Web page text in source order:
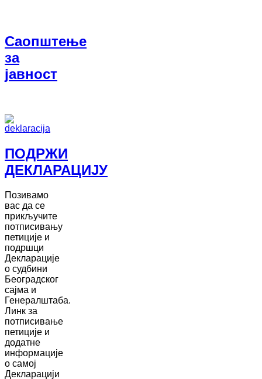
Саопштење
за
јавност
ПОДРЖИ
ДЕКЛАРАЦИЈУ
Позивамо
вас да се
прикључите
потписивању
петиције и
подршци
Декларације
о судбини
Београдског
сајма и
Генералштаба.
Линк за
потписивање
петиције и
додатне
информације
о самој
Декларацији